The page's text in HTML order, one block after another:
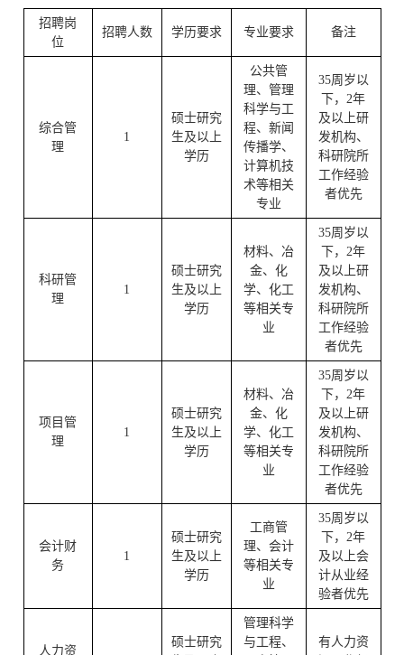
招聘岗
位
招聘人数 学历要求 专业要求 备注
综合管
理
1
硕士研究
生及以上
学历
公共管
理、管理
科学与工
程、新闻
传播学、
计算机技
术等相关
专业
35周岁以
下，2年
及以上研
发机构、
科研院所
工作经验
者优先
科研管
理
1
硕士研究
生及以上
学历
材料、冶
金、化
学、化工
等相关专
业
35周岁以
下，2年
及以上研
发机构、
科研院所
工作经验
者优先
项目管
理
1
硕士研究
生及以上
学历
材料、冶
金、化
学、化工
等相关专
业
35周岁以
下，2年
及以上研
发机构、
科研院所
工作经验
者优先
会计财
务
1
硕士研究
生及以上
学历
工商管
理、会计
等相关专
业
35周岁以
下，2年
及以上会
计从业经
验者优先
人力资
硕士研究
管理科学
与工程、
有人力资